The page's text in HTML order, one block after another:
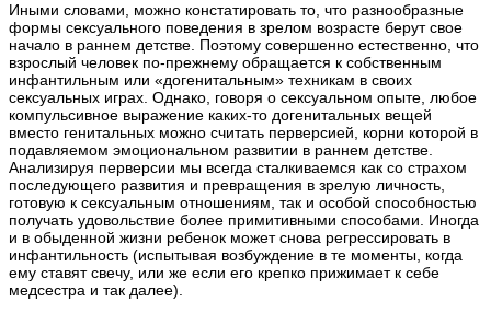
Иными словами, можно констатировать то, что разнообразные
формы сексуального поведения в зрелом возрасте берут свое
начало в раннем детстве. Поэтому совершенно естественно, что
взрослый человек по-прежнему обращается к собственным
инфантильным или «догенитальным» техникам в своих
сексуальных играх. Однако, говоря о сексуальном опыте, любое
компульсивное выражение каких-то догенитальных вещей
вместо генитальных можно считать перверсией, корни которой в
подавляемом эмоциональном развитии в раннем детстве.
Анализируя перверсии мы всегда сталкиваемся как со страхом
последующего развития и превращения в зрелую личность,
готовую к сексуальным отношениям, так и особой способностью
получать удовольствие более примитивными способами. Иногда
и в обыденной жизни ребенок может снова регрессировать в
инфантильность (испытывая возбуждение в те моменты, когда
ему ставят свечу, или же если его крепко прижимает к себе
медсестра и так далее).